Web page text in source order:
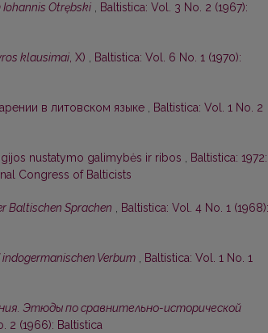
Otrębski , Baltistica: Vol. 3 No. 2 (1967):
klausimai, X) , Baltistica: Vol. 6 No. 1 (1970):
в литовском языке , Baltistica: Vol. 1 No. 2
nustatymo galimybės ir ribos , Baltistica: 1972:
Congress of Balticists
Baltischen Sprachen , Baltistica: Vol. 4 No. 1 (1968):
Verbum , Baltistica: Vol. 1 No. 1
Этюды по сравнительно-исторической
2 (1966): Baltistica